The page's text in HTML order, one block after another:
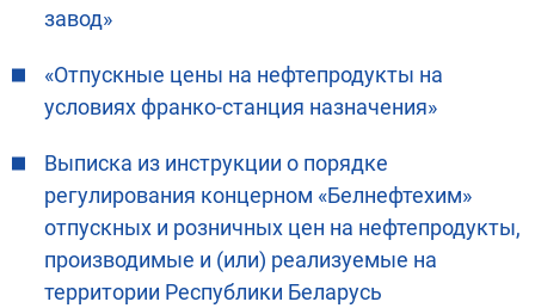
завод»
«Отпускные цены на нефтепродукты на
условиях франко-станция назначения»
Выписка из инструкции о порядке
регулирования концерном «Белнефтехим»
отпускных и розничных цен на нефтепродукты,
производимые и (или) реализуемые на
территории Республики Беларусь